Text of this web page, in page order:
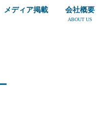
メディア掲載 会社概要
ABOUT US